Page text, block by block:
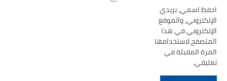
احفظ اسمي، بريدي
الإلكتروني، والموقع
الإلكتروني في هذا
المتصفح لاستخدامها
المرة المقبلة في
تعليقي.